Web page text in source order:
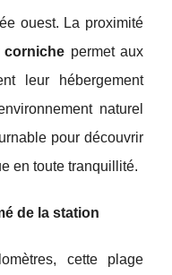
ouest. La proximité
corniche permet aux
leur hébergement
naturel
pour découvrir
en toute tranquillité.
de la station
cette plage